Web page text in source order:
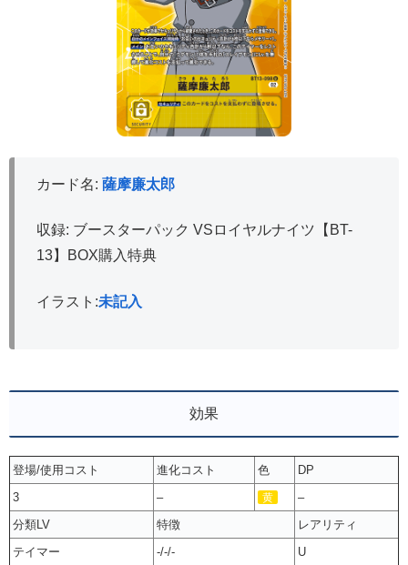
カード名: 薩摩廉太郎
収録: ブースターパック VSロイヤルナイツ【BT-
13】BOX購入特典
イラスト:未記入
効果
登場/使用コスト 進化コスト 色
DP
3
– 黄
–
分類LV
特徴
レアリティ
テイマー
-/-/- U